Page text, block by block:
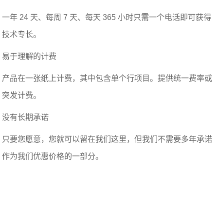
一年 24 天、每周 7 天、每天 365 小时只需一个电话即可获得
技术专长。
易于理解的计费
产品在一张纸上计费，其中包含单个行项目。提供统一费率或
突发计费。
没有长期承诺
只要您愿意，您就可以留在我们这里，但我们不需要多年承诺
作为我们优惠价格的一部分。